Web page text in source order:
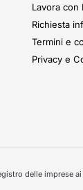
Lavora con
Richiesta
Termini e
Privacy e
delle imprese